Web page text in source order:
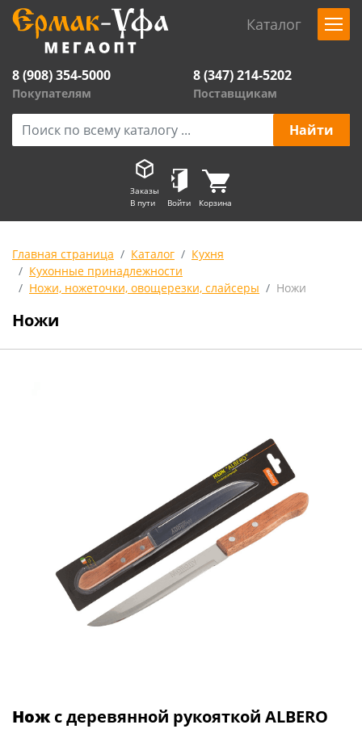
Каталог
8 (908) 354-5000
Покупателям
8 (347) 214-5202
Поставщикам
Заказы
В пути
Войти Корзина
Главная страница Каталог
Кухня
Кухонные принадлежности
Ножи, ножеточки, овощерезки, слайсеры
Ножи
Ножи
Нож с деревянной рукояткой ALBERO